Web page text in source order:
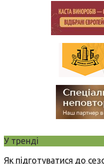
У тренді
Як підготуватися до